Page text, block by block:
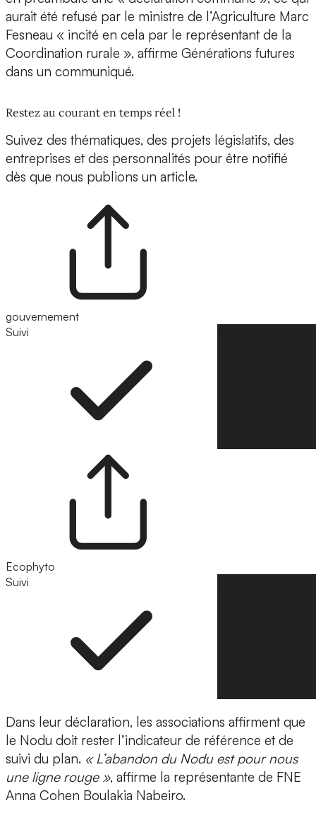
aurait été refusé par le ministre de l’Agriculture Marc
Fesneau « incité en cela par le représentant de la
Coordination rurale », affirme Générations futures
dans un communiqué.
Restez au courant en temps réel !
Suivez des thématiques, des projets législatifs, des
entreprises et des personnalités pour être notifié
dès que nous publions un article.
gouvernement
Suivi
Ecophyto
Suivi
Dans leur déclaration, les associations affirment que
le Nodu doit rester l’indicateur de référence et de
suivi du plan. « L’abandon du Nodu est pour nous
une ligne rouge », affirme la représentante de FNE
Anna Cohen Boulakia Nabeiro.